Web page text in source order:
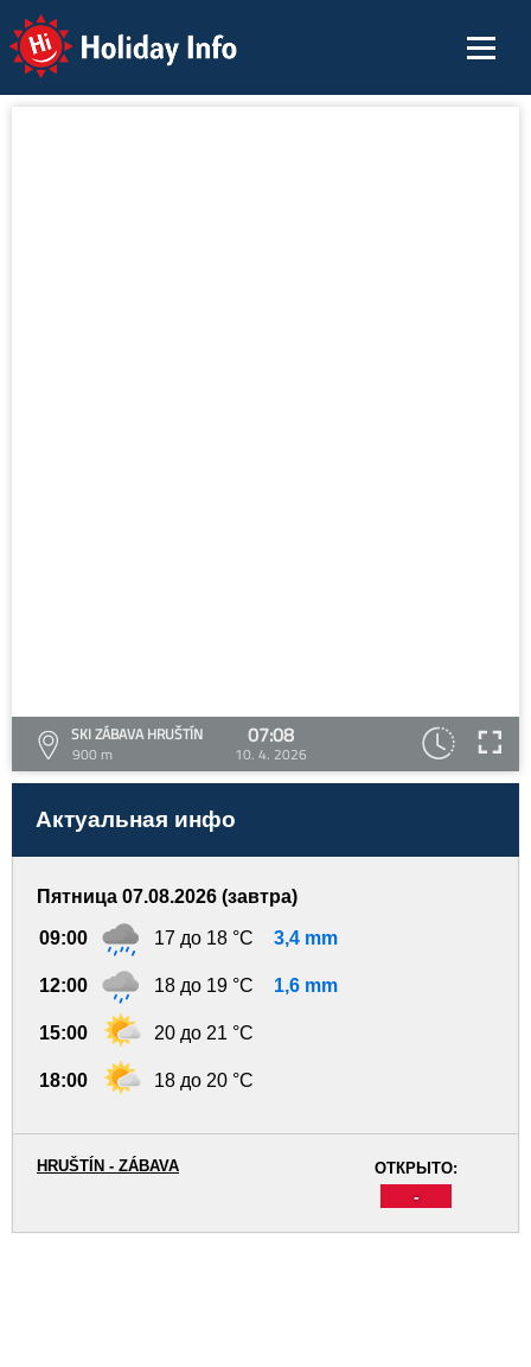
Holiday Info
SKI ZÁBAVA HRUŠTÍN
900 m
07:08
10. 4. 2026
Актуальная инфо
Пятница 07.08.2026 (завтра)
09:00 17 до 18 °C 3,4 mm
12:00 18 до 19 °C 1,6 mm
15:00 20 до 21 °C
18:00 18 до 20 °C
ОТКРЫТО:
-
HRUŠTÍN - ZÁBAVA